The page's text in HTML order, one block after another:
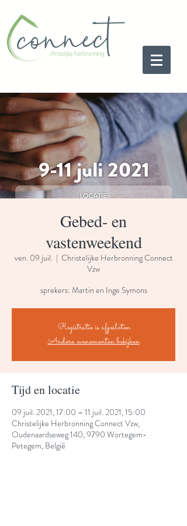
Gebed- en
vastenweekend
ven. 09 juil.
  |
Christelijke Herbronning Connect
Vzw
sprekers: Martin en Inge Symons
Registratie is afgesloten
Andere evenementen bekijken
Tijd en locatie
09 juil. 2021, 17:00 – 11 juil. 2021, 15:00
Christelijke Herbronning Connect Vzw,
Oudenaardseweg 140, 9790 Wortegem-
Petegem, België